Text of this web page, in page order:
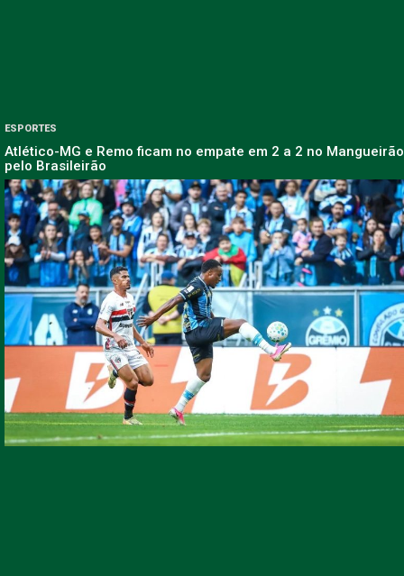
ESPORTES
Atlético-MG e Remo ficam no empate em 2 a 2 no Mangueirão
pelo Brasileirão